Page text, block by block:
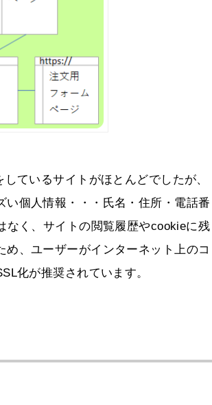
ているサイトがほとんどでしたが、
個人情報・・・氏名・住所・電話番
なく、サイトの閲覧履歴やcookieに残
、ユーザーがインターネット上のコ
化が推奨されています。